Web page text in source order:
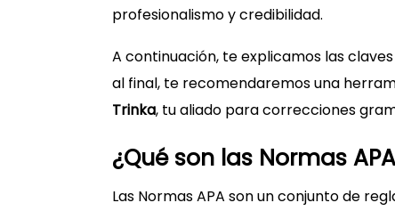
profesionalismo y credibilidad.
A continuación, te explicamos las
al final, te recomendaremos una
Trinka, tu aliado para correcciones
¿Qué son las Normas
Las Normas APA son un conjunto de